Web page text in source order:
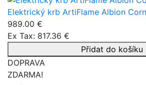
Elektrický krb ArtiFlame Albion
989.00 €
Ex Tax: 817.36 €
Přidat do košíku
DOPRAVA
ZDARMA!